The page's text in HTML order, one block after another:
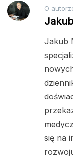
O
Jakub
się na